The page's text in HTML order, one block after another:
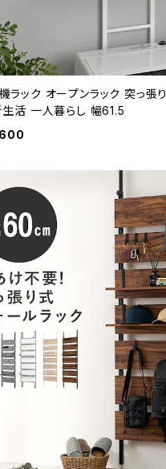
ラック オープンラック 突っ張
活 一人暮らし 幅61.5